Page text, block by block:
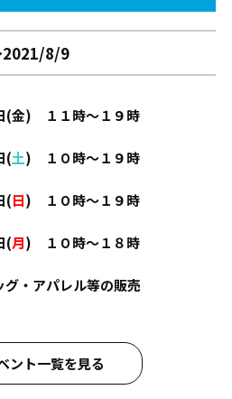
2021/8/9
(金) １１時～１９時
(土) １０時～１９時
(日) １０時～１９時
(月) １０時～１８時
・アパレル等の販売
ント一覧を見る